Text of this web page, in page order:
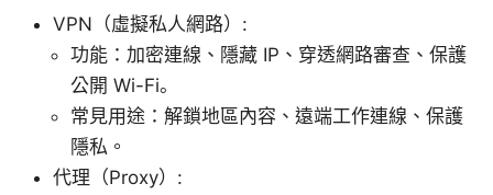
VPN（虛擬私人網路）:
功能：加密連線、隱藏 IP、穿透網路審查、保護
公開 Wi-Fi。
常見用途：解鎖地區內容、遠端工作連線、保護
隱私。
代理（Proxy）: